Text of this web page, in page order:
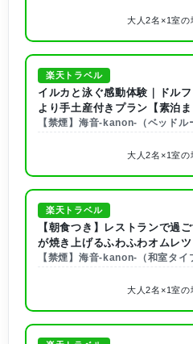
大人2名×1室の
楽天トラベル
イルカと泳ぐ感動体験｜ドル
より手土産付きプラン【素泊ま
【禁煙】海音-kanon-（ベッドル
大人2名×1室の
楽天トラベル
【朝食つき】レストランで過
が焼き上げるふわふわオムレ
【禁煙】海音-kanon-（和室タイ
大人2名×1室の